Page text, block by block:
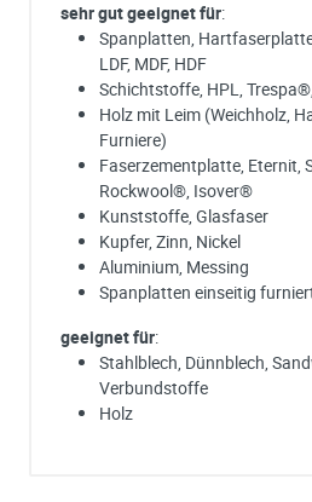
sehr gut geeignet für:
Spanplatten,
LDF, MDF, HDF
Schichtstoffe, HPL,
Holz mit Leim (Weichholz,
Furniere)
Faserzementplatte, Eternit,
Rockwool®, Isover®
Kunststoffe, Glasfaser
Kupfer, Zinn, Nickel
Aluminium, Messing
Spanplatten einseitig
geeignet für:
Stahlblech, Dünnblech,
Verbundstoffe
Holz